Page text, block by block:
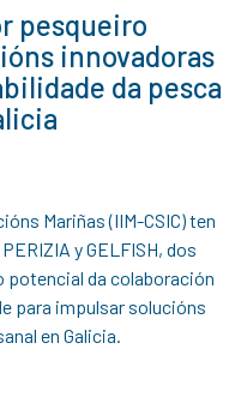
pesqueiro
innovadoras
da pesca
Mariñas (IIM-CSIC) ten
y GELFISH, dos
potencial da colaboración
para impulsar solucións
en Galicia.